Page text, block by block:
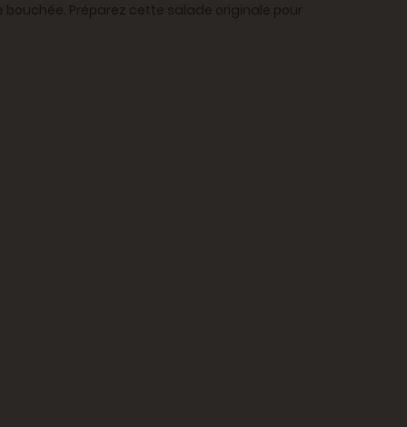
Préparez cette salade originale pour